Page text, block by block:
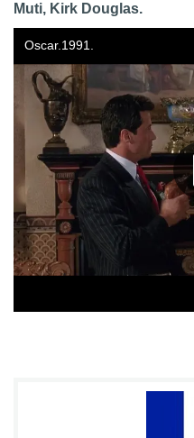
Muti, Kirk Douglas.